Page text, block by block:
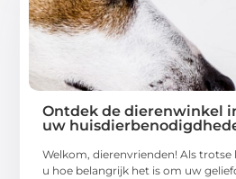
Ontdek de dierenwinkel
uw
Welkom, dierenvrienden! Als
u hoe belangrijk het is om uw